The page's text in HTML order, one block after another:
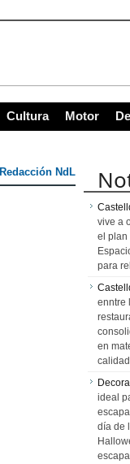
Cultura Motor
Redacción NdL
vive a
el plan
para
enntre
en
ideal
día de